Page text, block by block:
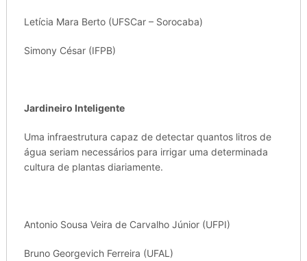
Letícia Mara Berto (UFSCar – Sorocaba)
Simony César (IFPB)
Jardineiro Inteligente
Uma infraestrutura capaz de detectar quantos litros de
água seriam necessários para irrigar uma determinada
cultura de plantas diariamente.
Antonio Sousa Veira de Carvalho Júnior (UFPI)
Bruno Georgevich Ferreira (UFAL)